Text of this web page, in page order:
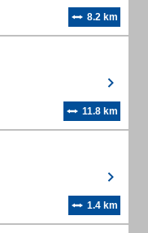
8.2 km
11.8 km
1.4 km